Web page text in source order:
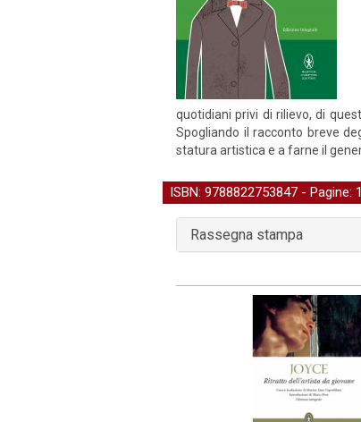
quotidiani privi di rilievo, di
Spogliando il racconto breve
statura artistica e a farne il
ISBN: 9788822753847 - Pagine:
Rassegna stampa